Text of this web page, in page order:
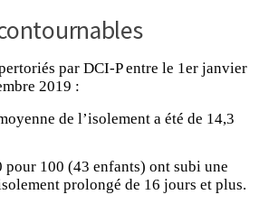
par DCI-P entre le 1er janvier
2019 :
de l’isolement a été de 14,3
pour 100 (43 enfants) ont subi une
prolongé de 16 jours et plus.